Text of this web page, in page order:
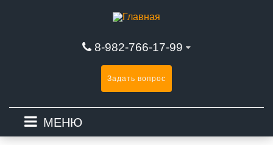
8-982-766-17-99
Задать вопрос
МЕНЮ